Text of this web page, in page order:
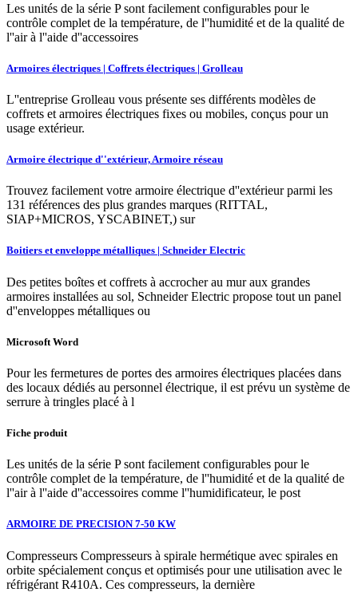
Les unités de la série P sont facilement configurables pour le
contrôle complet de la température, de l''humidité et de la qualité de
l''air à l''aide d''accessoires
Armoires électriques | Coffrets électriques | Grolleau
L''entreprise Grolleau vous présente ses différents modèles de
coffrets et armoires électriques fixes ou mobiles, conçus pour un
usage extérieur.
Armoire électrique d''extérieur, Armoire réseau
Trouvez facilement votre armoire électrique d''extérieur parmi les
131 références des plus grandes marques (RITTAL,
SIAP+MICROS, YSCABINET,) sur
Boitiers et enveloppe métalliques | Schneider Electric
Des petites boîtes et coffrets à accrocher au mur aux grandes
armoires installées au sol, Schneider Electric propose tout un panel
d''enveloppes métalliques ou
Microsoft Word
Pour les fermetures de portes des armoires électriques placées dans
des locaux dédiés au personnel électrique, il est prévu un système de
serrure à tringles placé à l
Fiche produit
Les unités de la série P sont facilement configurables pour le
contrôle complet de la température, de l''humidité et de la qualité de
l''air à l''aide d''accessoires comme l''humidificateur, le post
ARMOIRE DE PRECISION 7-50 KW
Compresseurs Compresseurs à spirale hermétique avec spirales en
orbite spécialement conçus et optimisés pour une utilisation avec le
réfrigérant R410A. Ces compresseurs, la dernière